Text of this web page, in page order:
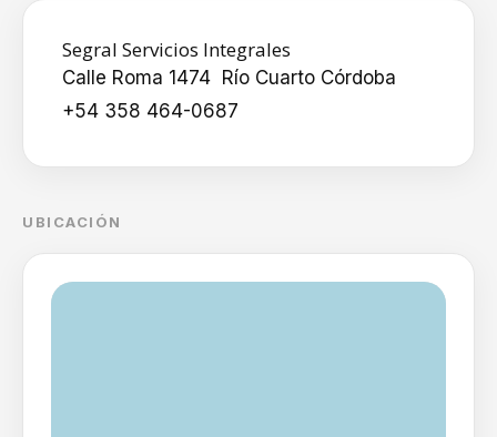
Segral Servicios Integrales
Calle Roma 1474 Río Cuarto Córdoba
+54 358 464-0687
UBICACIÓN